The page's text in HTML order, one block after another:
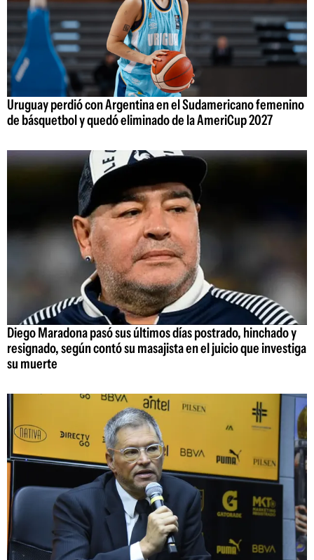
Uruguay perdió con Argentina en el Sudamericano femenino
de básquetbol y quedó eliminado de la AmeriCup 2027
Diego Maradona pasó sus últimos días postrado, hinchado y
resignado, según contó su masajista en el juicio que investiga
su muerte